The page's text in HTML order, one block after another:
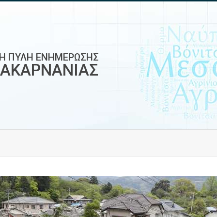
ΠΥΛΗ ΕΝΗΜΕΡΩΣΗΣ